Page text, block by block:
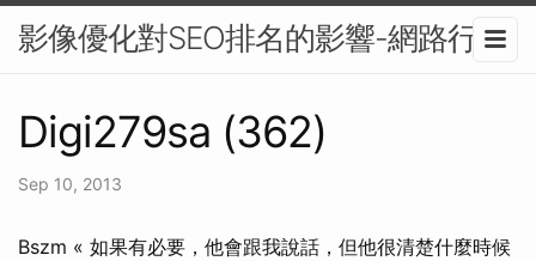
影像優化對SEO排名的影響-網路行銷
Digi279sa (362)
Sep 10, 2013
Bszm « 如果有必要，他會跟我說話，但他很清楚什麼時候